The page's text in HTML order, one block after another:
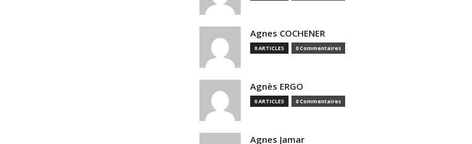
Agnes COCHENER
0 ARTICLES 0 Commentaires
Agnès ERGO
0 ARTICLES 0 Commentaires
Agnes Jamar